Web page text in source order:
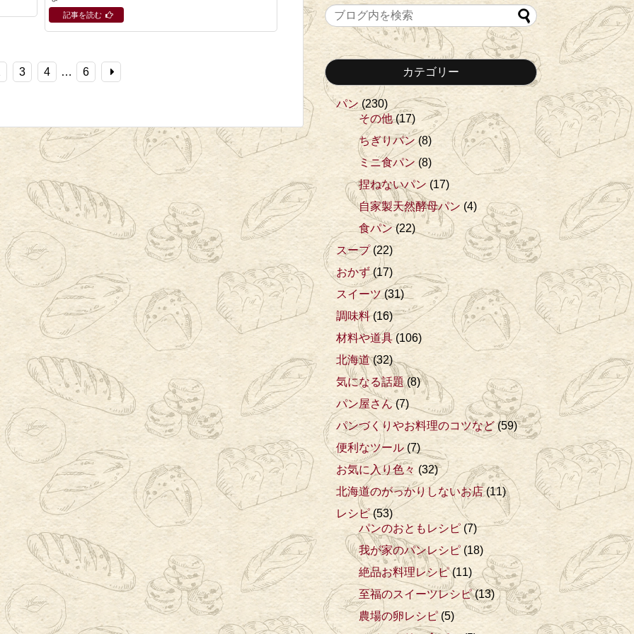
記事を読む
3 4 … 6 カテゴリー
パン (230)
その他(17)
ちぎりパン(8)
ミニ食パン (8)
捏ねないパン (17)
自家製天然酵母パン (4)
食パン(22)
スープ(22)
おかず(17)
スイーツ(31)
調味料(16)
材料や道具(106)
北海道(32)
気になる話題(8)
パン屋さん(7)
パンづくりやお料理のコツなど(59)
便利なツール (7)
お気に入り色々 (32)
北海道のがっかりしないお店(11)
レシピ(53)
パンのおともレシピ (7)
我が家のパンレシピ (18)
絶品お料理レシピ(11)
至福のスイーツレシピ(13)
農場の卵レシピ (5)